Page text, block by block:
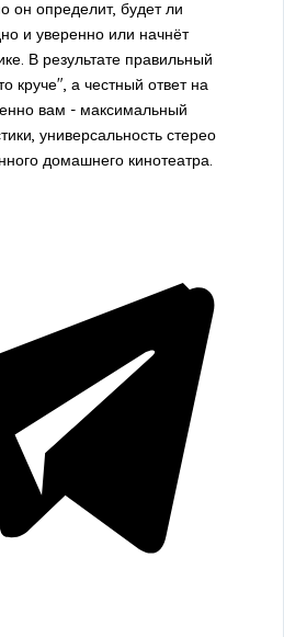
он определит, будет ли
и уверенно или начнёт
В результате правильный
круче", а честный ответ на
вам - максимальный
универсальность стерео
домашнего кинотеатра.